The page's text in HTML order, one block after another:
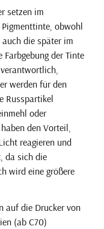
setzen im
obwohl
die später im
der Tinte
werden für den
Russpartikel
oder
den Vorteil,
reagieren und
da sich die
wird eine größere
auf die Drucker von
(ab C70)